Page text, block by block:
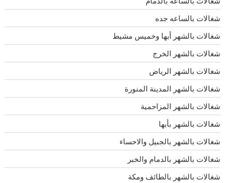
شغالات بالساعه جده
شغالات بالشهر أبها وخميس مشيط
شغالات بالشهر الخرج
شغالات بالشهر الرياض
شغالات بالشهر المدينة المنورة
شغالات بالشهر المزاحمية
شغالات بالشهر بأبها
شغالات بالشهر بالجبيل والاحساء
شغالات بالشهر بالدمام والخبر
شغالات بالشهر بالطائف ومكة